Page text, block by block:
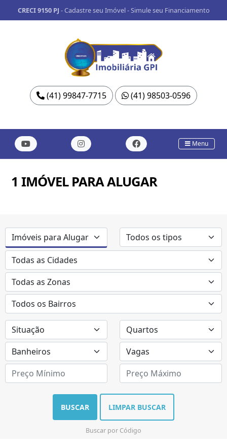
CRECI 9150 PJ -Cadastre seu Imóvel-Simule seu Financiamento
(41) 99847-7715 (41) 98503-0596
Menu
1 IMÓVEL PARA ALUGAR
BUSCAR LIMPAR BUSCAR
Buscar por Código